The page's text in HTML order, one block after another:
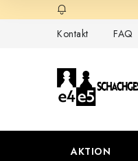
Inhalt
Kontakt
FAQ
AKTION